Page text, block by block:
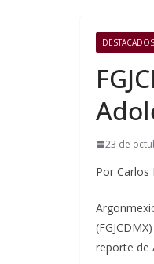
DESTACADOS
23 de
Por Carlos
reporte de